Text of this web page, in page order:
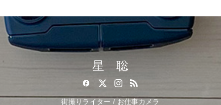
星 聡
街撮りライター / お仕事カメラ